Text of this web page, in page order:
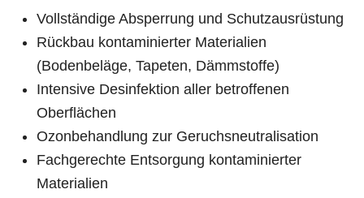
Vollständige Absperrung und Schutzausrüstung
Rückbau kontaminierter Materialien
(Bodenbeläge, Tapeten, Dämmstoffe)
Intensive Desinfektion aller betroffenen
Oberflächen
Ozonbehandlung zur Geruchsneutralisation
Fachgerechte Entsorgung kontaminierter
Materialien